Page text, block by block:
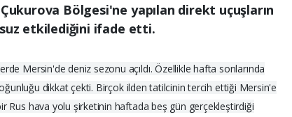
Bölgesi'ne yapılan direkt uçuşların
etkilediğini ifade etti.
Mersin'de deniz sezonu açıldı. Özellikle hafta sonlarında
dikkat çekti. Birçok ilden tatilcinin tercih ettiği Mersin'e
Rus hava yolu şirketinin haftada beş gün gerçekleştirdiği